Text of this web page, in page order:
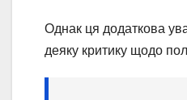
Однак ця додаткова
деяку критику щодо